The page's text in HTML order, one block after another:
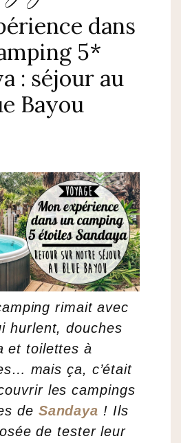
dans
5*
: séjour au
Bayou
rimait avec
hurlent, douches
et toilettes à
mais ça, c’était
les campings
de Sandaya ! Ils
de tester leur